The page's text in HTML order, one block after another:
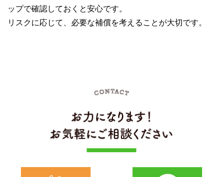
ップで確認しておくと安心です。
リスクに応じて、必要な補償を考えることが大切です。